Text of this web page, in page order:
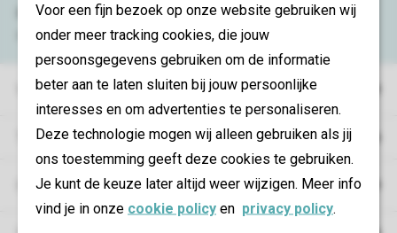
Voor een fijn bezoek op onze website gebruiken wij
onder meer tracking cookies, die jouw
persoonsgegevens gebruiken om de informatie
beter aan te laten sluiten bij jouw persoonlijke
interesses en om advertenties te personaliseren.
Deze technologie mogen wij alleen gebruiken als jij
ons toestemming geeft deze cookies te gebruiken.
Je kunt de keuze later altijd weer wijzigen. Meer info
vind je in onze cookie policy en privacy policy.
Vakantieparken
Type vakantie
Campings
Bekijk deveelgestelde vragenof neem
contact op met hetContact Center .